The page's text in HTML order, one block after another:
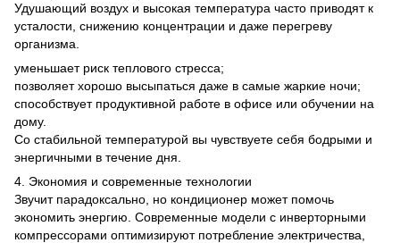
Удушающий воздух и высокая температура часто приводят к
усталости, снижению концентрации и даже перегреву
организма.
уменьшает риск теплового стресса;
позволяет хорошо высыпаться даже в самые жаркие ночи;
способствует продуктивной работе в офисе или обучении на
дому.
Со стабильной температурой вы чувствуете себя бодрыми и
энергичными в течение дня.
4. Экономия и современные технологии
Звучит парадоксально, но кондиционер может помочь
экономить энергию. Современные модели с инверторными
компрессорами оптимизируют потребление электричества,